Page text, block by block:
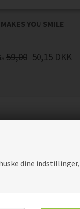
dine
MAKES YOU SMILE
59,00 50,15 DKK
dramatisk plakat
hestepige eller er